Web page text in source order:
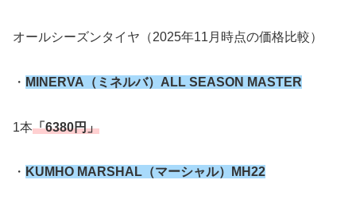
オールシーズンタイヤ（2025年11月時点の価格比較）
・ MINERVA（ミネルバ）ALL SEASON MASTER
1本「6380円」
・ KUMHO MARSHAL（マーシャル）MH22